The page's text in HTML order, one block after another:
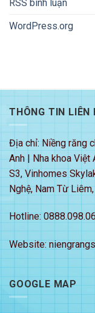
RSS bình luận
WordPress.org
THÔNG TIN LIÊN
Địa chỉ: Niềng răng
Anh | Nha khoa Việt
S3, Vinhomes
Nghệ, Nam Từ
Hotline:
Website:
GOOGLE MAP